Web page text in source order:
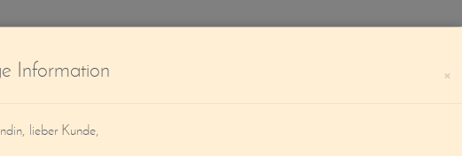
WIR
Information ×
lieber Kunde,